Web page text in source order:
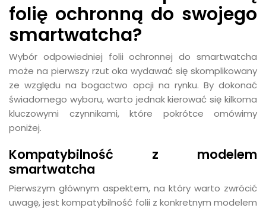
folię ochronną do swojego
smartwatcha?
Wybór odpowiedniej folii ochronnej do smartwatcha
może na pierwszy rzut oka wydawać się skomplikowany
ze względu na bogactwo opcji na rynku. By dokonać
świadomego wyboru, warto jednak kierować się kilkoma
kluczowymi czynnikami, które pokrótce omówimy
poniżej.
Kompatybilność z modelem
smartwatcha
Pierwszym głównym aspektem, na który warto zwrócić
uwagę, jest kompatybilność folii z konkretnym modelem